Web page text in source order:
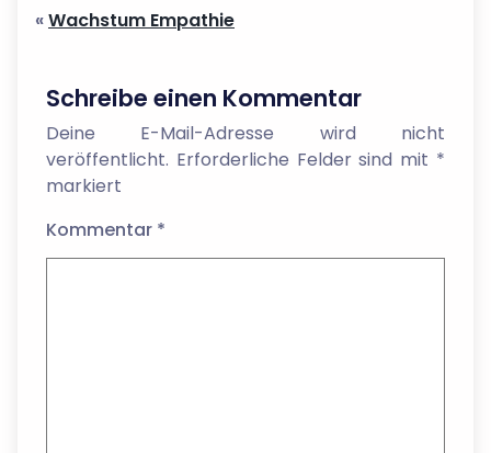
«Wachstum Empathie
Schreibe einen Kommentar
Deine E-Mail-Adresse wird nicht
veröffentlicht. Erforderliche Felder sind mit *
markiert
Kommentar *